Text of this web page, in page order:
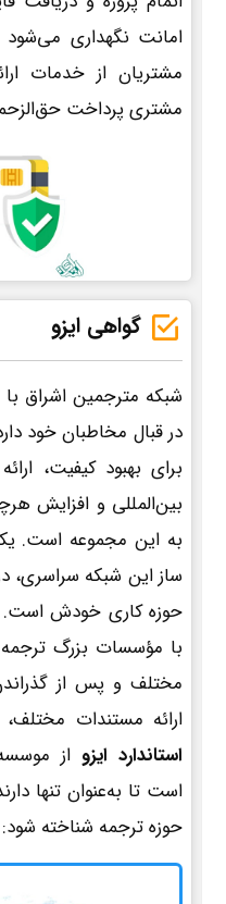
امانت نگهداری
مشتریان از خدمات
مشتری پرداخت
گواهی ایزو
شبکه مترجمین اشراق
در قبال مخاطبان خود
برای بهبود کیفیت،
بین‌المللی و افزایش
به این مجموعه است.
ساز این شبکه سراسری،
حوزه کاری خودش است.
با مؤسسات بزرگ ترجمه
مختلف و پس از
ارائه مستندات
استاندارد ایزو از
است تا به‌عنوان تنها
حوزه ترجمه شناخته شود: